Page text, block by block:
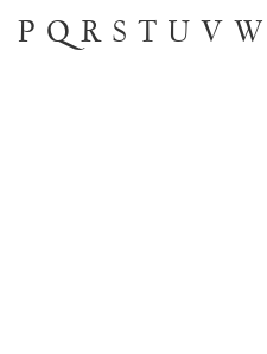
P Q R S T U V W